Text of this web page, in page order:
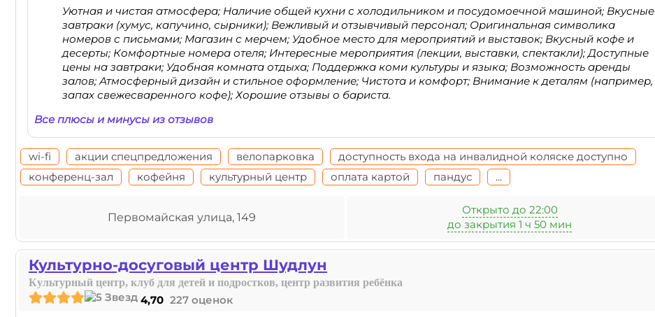
Уютная и чистая атмосфера; Наличие общей кухни с холодильником и посудомоечной машиной; Вкусные
завтраки (хумус, капучино, сырники); Вежливый и отзывчивый персонал; Оригинальная символика
номеров с письмами; Магазин с мерчем; Удобное место для мероприятий и выставок; Вкусный кофе и
десерты; Комфортные номера отеля; Интересные мероприятия (лекции, выставки, спектакли); Доступные
цены на завтраки; Удобная комната отдыха; Поддержка коми культуры и языка; Возможность аренды
залов; Атмосферный дизайн и стильное оформление; Чистота и комфорт; Внимание к деталям (например,
запах свежесваренного кофе); Хорошие отзывы о бариста.
Все плюсы и минусы из отзывов
wi-fi акции спецпредложения велопарковка
доступность входа на инвалидной коляске доступно
конференц-зал
кофейня культурный центр оплата картой пандус ...
Первомайская улица, 149
Открыто до 22:00
до закрытия 1 ч 50 мин
Культурно-досуговый центр Шудлун
Культурный центр, клуб для детей и подростков, центр развития ребёнка
4,70 227 оценок